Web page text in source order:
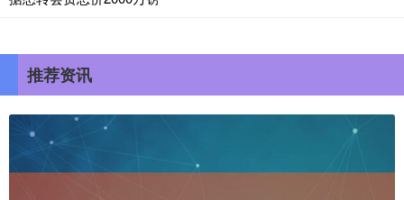
推荐资讯